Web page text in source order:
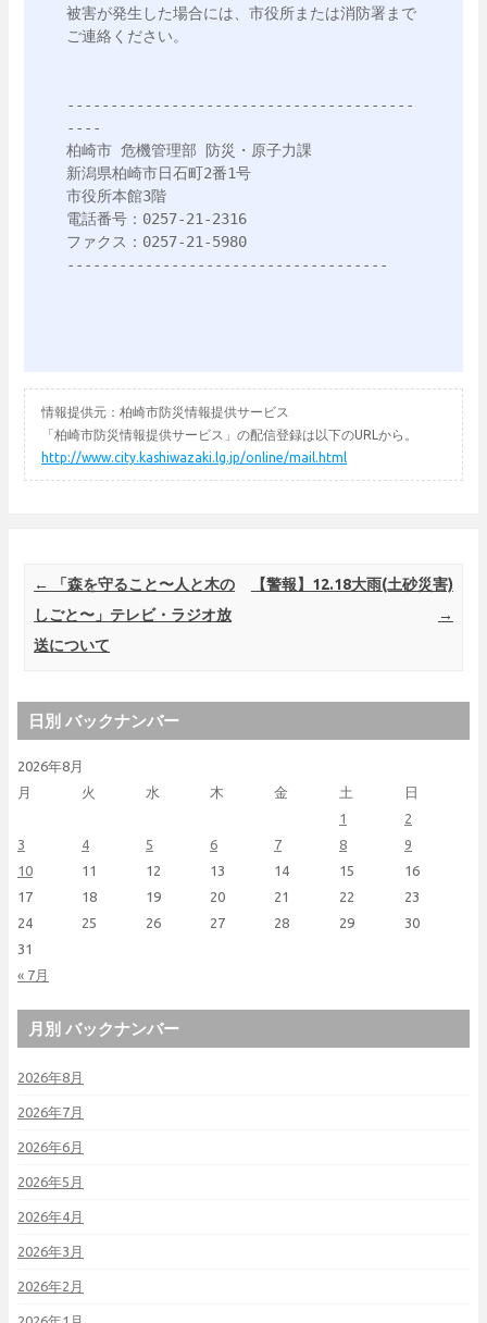
被害が発生した場合には、市役所または消防署まで
ご連絡ください。
----------------------------------------
----
柏崎市 危機管理部 防災・原子力課
新潟県柏崎市日石町2番1号
市役所本館3階
電話番号：0257-21-2316
ファクス：0257-21-5980
-------------------------------------
情報提供元：柏崎市防災情報提供サービス
「柏崎市防災情報提供サービス」の配信登録は以下のURLから。
http://www.city.kashiwazaki.lg.jp/online/mail.html
Post navigation
←
「森を守ること〜人と木の
しごと〜」テレビ・ラジオ放
送について
【警報】12.18大雨(土砂災害)
→
日別 バックナンバー
2026年8月
月
火 水 木 金 土 日
« 7月
1
2
3
4 5 6 7 8
9
10
11 12 13 14 15
16
17
18 19 20 21 22
23
24
25 26 27 28 29
30
31
月別 バックナンバー
2026年8月
2026年7月
2026年6月
2026年5月
2026年4月
2026年3月
2026年2月